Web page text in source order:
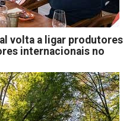
volta a ligar produtores
internacionais no